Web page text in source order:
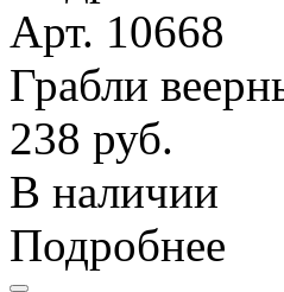
Арт. 10668
Грабли
238 руб.
В наличии
Подробнее